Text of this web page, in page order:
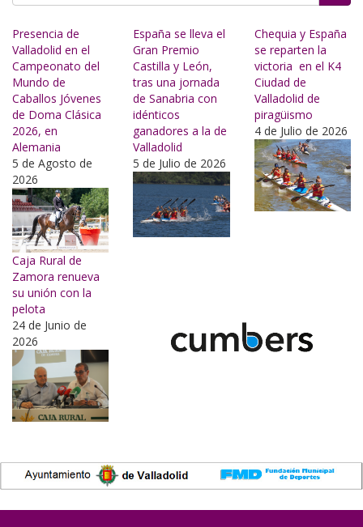
Presencia de
Valladolid en el
Campeonato del
Mundo de
Caballos Jóvenes
de Doma Clásica
2026, en
Alemania
5 de Agosto de
2026
España se lleva el
Gran Premio
Castilla y León,
tras una jornada
de Sanabria con
idénticos
ganadores a la de
Valladolid
5 de Julio de 2026
Chequia y España
se reparten la
victoria en el K4
Ciudad de
Valladolid de
piragüismo
4 de Julio de 2026
Caja Rural de
Zamora renueva
su unión con la
pelota
24 de Junio de
2026